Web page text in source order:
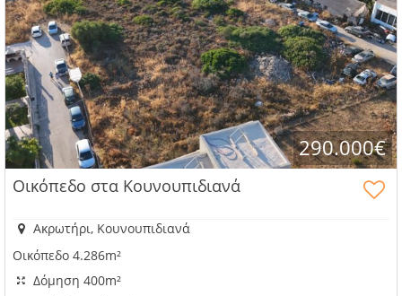
290.000€
Οικόπεδο στα Κουνουπιδιανά
Ακρωτήρι, Κουνουπιδιανά
Οικόπεδο 4.286m²
Δόμηση 400m²